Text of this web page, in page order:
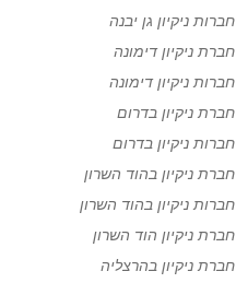
חברות ניקיון גן יבנה
חברת ניקיון דימונה
חברות ניקיון דימונה
חברת ניקיון בדרום
חברות ניקיון בדרום
חברת ניקיון בהוד השרון
חברות ניקיון בהוד השרון
חברת ניקיון הוד השרון
חברת ניקיון בהרצליה